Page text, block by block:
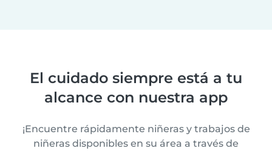
El cuidado siempre está a tu
alcance con nuestra app
¡Encuentre rápidamente niñeras y trabajos de
niñeras disponibles en su área a través de